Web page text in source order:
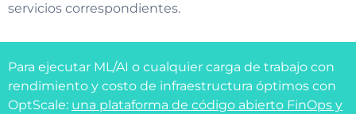
servicios correspondientes.
Para ejecutar ML/AI o cualquier carga de trabajo con
rendimiento y costo de infraestructura óptimos con
OptScale: una plataforma de código abierto FinOps y